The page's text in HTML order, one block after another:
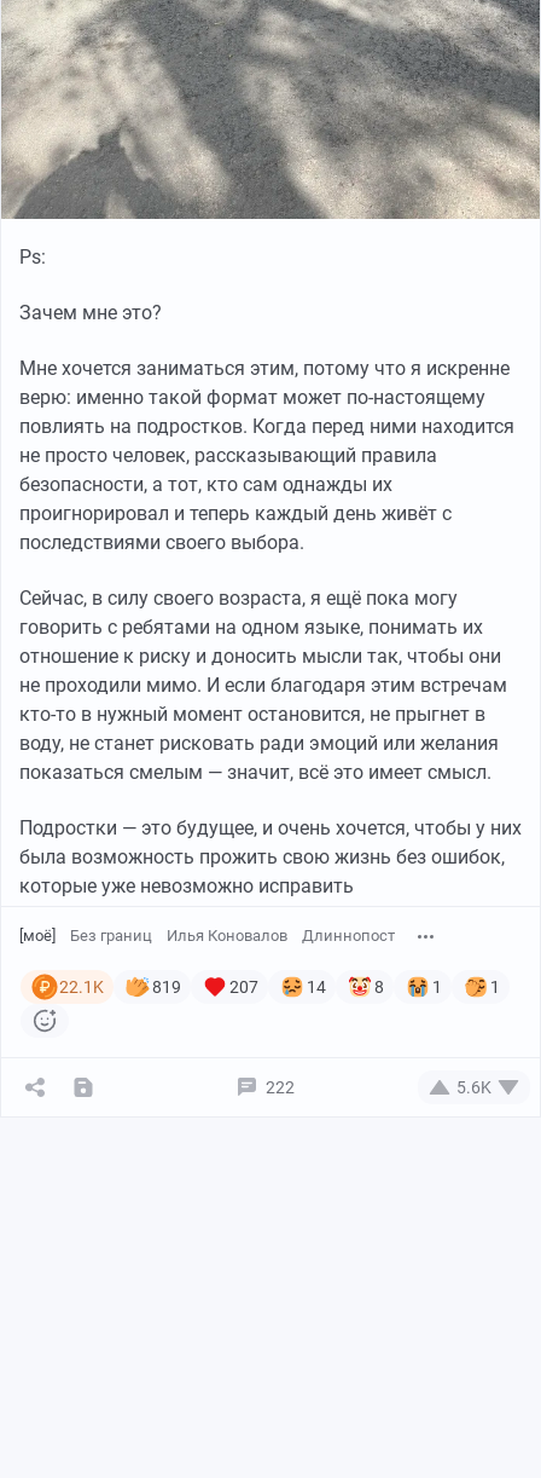
Ps:
Зачем мне это?
Мне хочется заниматься этим, потому что я искренне
верю: именно такой формат может по-настоящему
повлиять на подростков. Когда перед ними находится
не просто человек, рассказывающий правила
безопасности, а тот, кто сам однажды их
проигнорировал и теперь каждый день живёт с
последствиями своего выбора.
Сейчас, в силу своего возраста, я ещё пока могу
говорить с ребятами на одном языке, понимать их
отношение к риску и доносить мысли так, чтобы они
не проходили мимо. И если благодаря этим встречам
кто-то в нужный момент остановится, не прыгнет в
воду, не станет рисковать ради эмоций или желания
показаться смелым — значит, всё это имеет смысл.
Подростки — это будущее, и очень хочется, чтобы у них
была возможность прожить свою жизнь без ошибок,
которые уже невозможно исправить
[моё] Без границ Илья Коновалов Длиннопост
22.1K 819 207 14 8 1 1
222 5.6K